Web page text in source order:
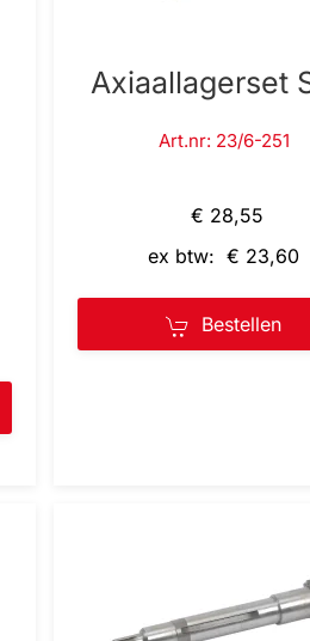
Axiaallagerset
Art.nr: 23/6-251
€ 28,55
ex btw: € 23,60
Bestellen